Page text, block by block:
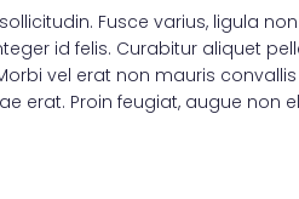
Fusce varius, ligula
id felis. Curabitur aliquet
vel erat non mauris convallis
erat. Proin feugiat, augue non